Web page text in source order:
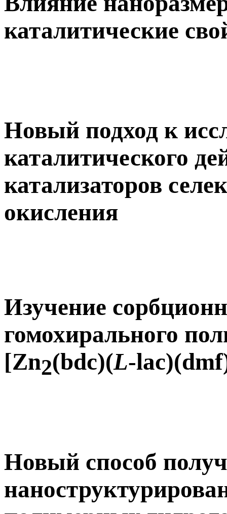
каталитические
Новый подход к
каталитического
катализаторов
окисления
Изучение
гомохирального
[Zn2(bdc)(L-
Новый способ